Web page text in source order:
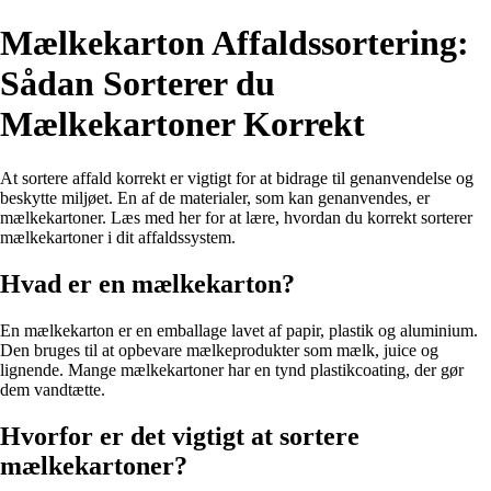
Mælkekarton Affaldssortering:
Sådan Sorterer du
Mælkekartoner Korrekt
At sortere affald korrekt er vigtigt for at bidrage til genanvendelse og
beskytte miljøet. En af de materialer, som kan genanvendes, er
mælkekartoner. Læs med her for at lære, hvordan du korrekt sorterer
mælkekartoner i dit affaldssystem.
Hvad er en mælkekarton?
En mælkekarton er en emballage lavet af papir, plastik og aluminium.
Den bruges til at opbevare mælkeprodukter som mælk, juice og
lignende. Mange mælkekartoner har en tynd plastikcoating, der gør
dem vandtætte.
Hvorfor er det vigtigt at sortere
mælkekartoner?